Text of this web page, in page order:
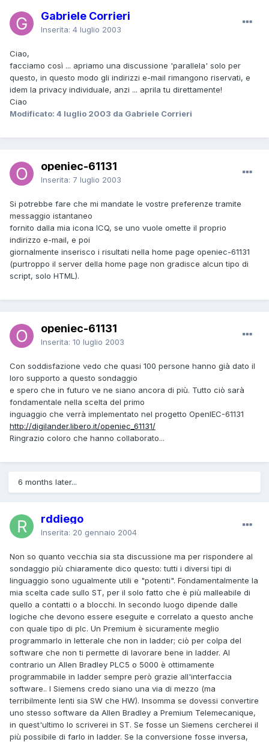
Gabriele Corrieri
Inserita: 4 luglio 2003
Ciao,
facciamo così ... apriamo una discussione 'parallela' solo per
questo, in questo modo gli indirizzi e-mail rimangono riservati, e
idem la privacy individuale, anzi ... aprila tu direttamente!
Ciao
Modificato: 4 luglio 2003 da Gabriele Corrieri
openiec-61131
Inserita: 7 luglio 2003
Si potrebbe fare che mi mandate le vostre preferenze tramite
messaggio istantaneo
fornito dalla mia icona ICQ, se uno vuole omette il proprio
indirizzo e-mail, e poi
giornalmente inserisco i risultati nella home page openiec-61131
(purtroppo il server della home page non gradisce alcun tipo di
script, solo HTML).
openiec-61131
Inserita: 10 luglio 2003
Con soddisfazione vedo che quasi 100 persone hanno già dato il
loro supporto a questo sondaggio
e spero che in futuro ve ne siano ancora di più. Tutto ciò sarà
fondamentale nella scelta del primo
inguaggio che verrà implementato nel progetto OpenIEC-61131
http://digilander.libero.it/openiec_61131/
Ringrazio coloro che hanno collaborato...
6 months later...
rddiego
Inserita: 20 gennaio 2004
Non so quanto vecchia sia sta discussione ma per rispondere al
sondaggio più chiaramente dico questo: tutti i diversi tipi di
linguaggio sono ugualmente utili e "potenti". Fondamentalmente la
mia scelta cade sullo ST, per il solo fatto che è più malleabile di
quello a contatti o a blocchi. In secondo luogo dipende dalle
logiche che devono essere eseguite e correlato a questo anche
con quale tipo di plc. Un Premium è sicuramente meglio
programmarlo in letterale che non in ladder; ciò per colpa del
software che non ti permette di lavorare bene in ladder. Al
contrario un Allen Bradley PLC5 o 5000 è ottimamente
programmabile in ladder sempre però grazie all'interfaccia
software.. I Siemens credo siano una via di mezzo (ma
terribilmente lenti sia SW che HW). Insomma se dovessi convertire
uno stesso software da Allen Bradley a Premium Telemecanique,
in quest'ultimo lo scriverei in ST. Se fosse un Siemens cercherei il
più possibile di farlo in ladder. Se la conversione fosse inversa,